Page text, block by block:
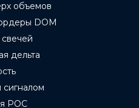
объемов
DOM
дельта
POC